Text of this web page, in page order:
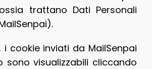
trattano Dati Personali
i cookie inviati da MailSenpai
sono visualizzabili cliccando